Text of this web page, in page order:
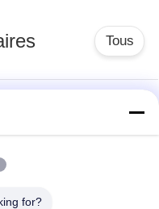
Tous
Multiwall de valve
for?